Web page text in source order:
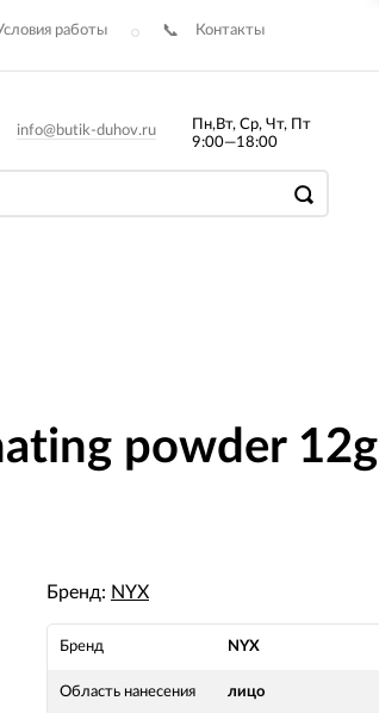
работы Контакты
info@butik-duhov.ru
Пн,Вт, Ср, Чт, Пт
9:00—18:00
powder 12g
Бренд: NYX
Бренд NYX
Область нанесения лицо